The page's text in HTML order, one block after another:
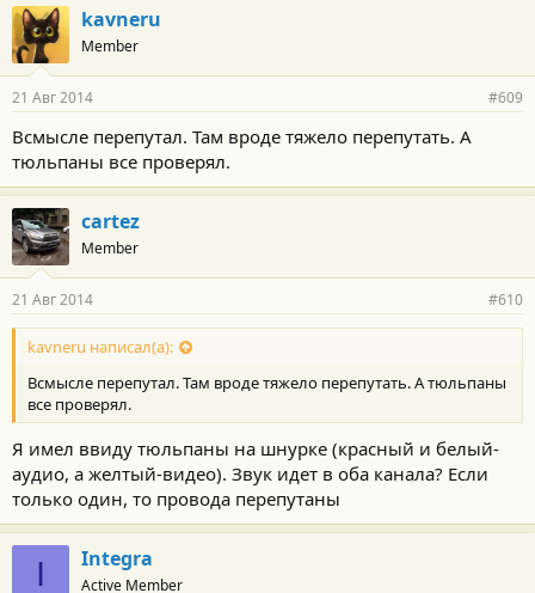
kavneru
Member
21 Авг 2014 #609
Всмысле перепутал. Там вроде тяжело перепутать. А
тюльпаны все проверял.
cartez
Member
21 Авг 2014 #610
kavneru написал(а):
Всмысле перепутал. Там вроде тяжело перепутать. А тюльпаны
все проверял.
Я имел ввиду тюльпаны на шнурке (красный и белый-
аудио, а желтый-видео). Звук идет в оба канала? Если
только один, то провода перепутаны
I Integra
Active Member